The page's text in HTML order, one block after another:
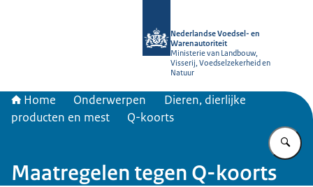
Nederlandse Voedsel- en
Warenautoriteit
Ministerie van Landbouw,
Visserij, Voedselzekerheid en
Natuur
Home Onderwerpen
Dieren, dierlijke
producten en mest
Q-koorts
Maatregelen tegen Q-koorts